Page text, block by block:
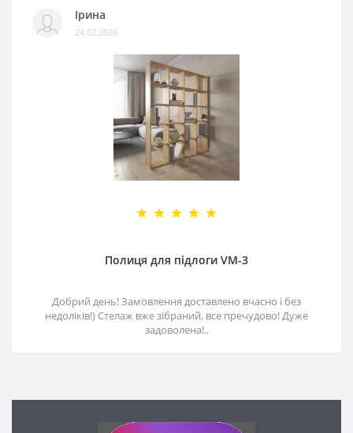
Ірина
24.02.2026
Полиця для підлоги VM-3
Добрий день! Замовлення доставлено вчасно і без
недоліків!) Стелаж вже зібраний, все пречудово! Дуже
задоволена!..